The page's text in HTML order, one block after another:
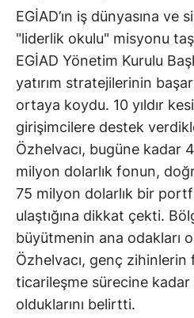
EGİAD’ın iş dünyasına
"liderlik okulu" misyonu
EGİAD Yönetim Kurulu
yatırım stratejilerinin
ortaya koydu. 10 yıldır
girişimcilere destek
Özhelvacı, bugüne kadar
milyon dolarlık fonun,
75 milyon dolarlık bir
ulaştığına dikkat çekti.
büyütmenin ana odakları
Özhelvacı, genç zihinlerin
ticarileşme sürecine kadar
olduklarını belirtti.